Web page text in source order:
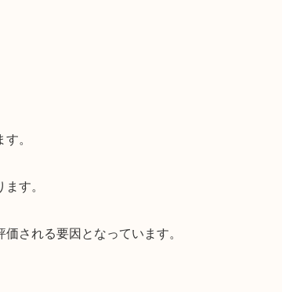
。
す。
される要因となっています。